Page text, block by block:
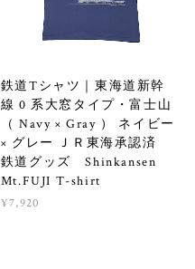
鉄道Tシャツ｜東海道新幹
線 0 系大窓タイプ・富士山
（ Navy × Gray ） ネイビー
× グレー ＪＲ東海承認済
鉄道グッズ Shinkansen
Mt.FUJI T-shirt
¥7,920